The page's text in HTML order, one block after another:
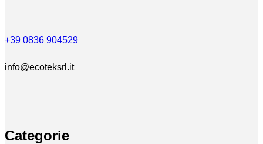
+39 0836 904529
info@ecoteksrl.it
Categorie